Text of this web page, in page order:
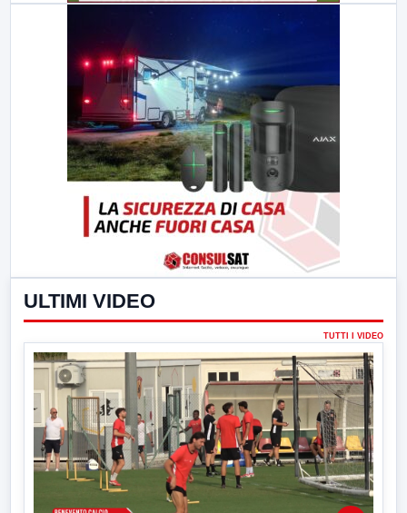
ULTIMI VIDEO
TUTTI I VIDEO